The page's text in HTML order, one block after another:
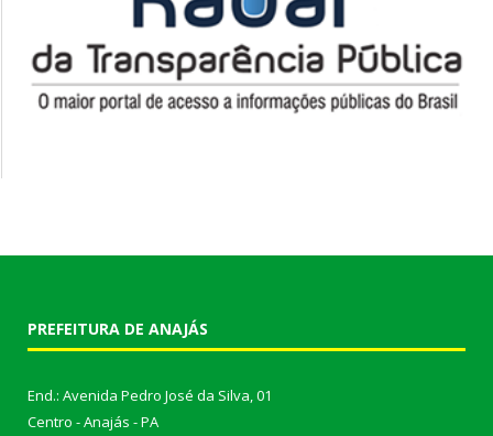
PREFEITURA DE ANAJÁS
End.: Avenida Pedro José da Silva, 01
Centro - Anajás - PA